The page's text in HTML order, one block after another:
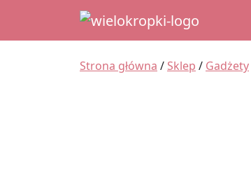
Main Navigation
Strona główna / Sklep / Gadżety